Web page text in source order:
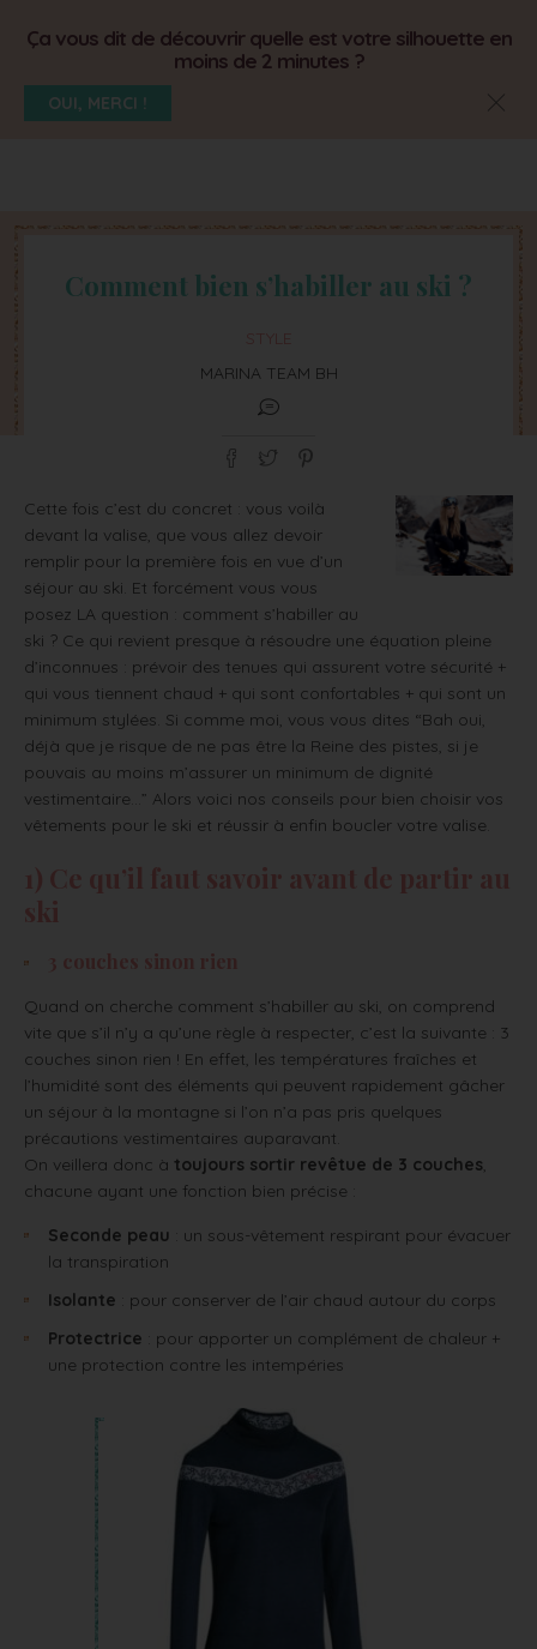
Ça vous dit de découvrir quelle est votre silhouette en
moins de 2 minutes ?
OUI, MERCI !
Comment bien s’habiller au ski ?
MARINA TEAM BH
Cette fois c’est du concret : vous voilà
devant la valise, que vous allez devoir
remplir pour la première fois en vue d’un
séjour au ski. Et forcément vous vous
posez LA question : comment s’habiller au
ski ? Ce qui revient presque à résoudre une équation pleine
d’inconnues : prévoir des tenues qui assurent votre sécurité +
qui vous tiennent chaud + qui sont confortables + qui sont un
minimum stylées. Si comme moi, vous vous dites “Bah oui,
déjà que je risque de ne pas être la Reine des pistes, si je
pouvais au moins m’assurer un minimum de dignité
vestimentaire…” Alors voici nos conseils pour bien choisir vos
vêtements pour le ski et réussir à enfin boucler votre valise.
Quand on cherche comment s’habiller au ski, on comprend
vite que s’il n’y a qu’une règle à respecter, c’est la suivante : 3
couches sinon rien ! En effet, les températures fraîches et
l’humidité sont des éléments qui peuvent rapidement gâcher
un séjour à la montagne si l’on n’a pas pris quelques
précautions vestimentaires auparavant.
On veillera donc à toujours sortir revêtue de 3 couches
chacune ayant une fonction bien précise :
Seconde peau : un sous-vêtement respirant pour évacuer
la transpiration
Isolante : pour conserver de l’air chaud autour du corps
Protectrice : pour apporter un complément de chaleur +
une protection contre les intempéries